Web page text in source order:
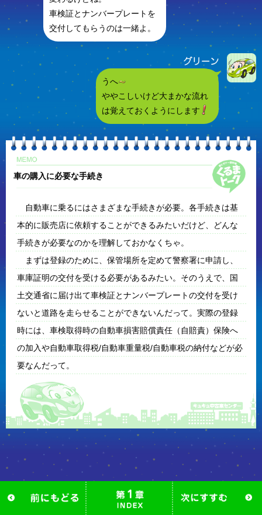
車検証とナンバープレートを
交付してもらうのは一緒よ。
うへ
ややこしいけど大まかな流れ
は覚えておくようにします
車の購入に必要な手続き
自動車に乗るにはさまざまな手続きが必要。各手続きは基
本的に販売店に依頼することができるみたいだけど、どんな
手続きが必要なのかを理解しておかなくちゃ。
まずは登録のために、保管場所を定めて警察署に申請し、
車庫証明の交付を受ける必要があるみたい。そのうえで、国
土交通省に届け出て車検証とナンバープレートの交付を受け
ないと道路を走らせることができないんだって。実際の登録
時には、車検取得時の自動車損害賠償責任（自賠責）保険へ
の加入や自動車取得税/自動車重量税/自動車税の納付などが必
要なんだって。